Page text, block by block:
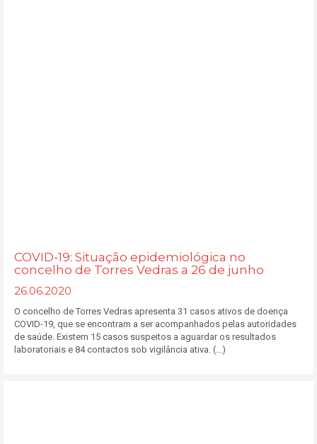
COVID-19: Situação epidemiológica no
concelho de Torres Vedras a 26 de junho
26.06.2020
O concelho de Torres Vedras apresenta 31 casos ativos de doença
COVID-19, que se encontram a ser acompanhados pelas autoridades
de saúde. Existem 15 casos suspeitos a aguardar os resultados
laboratoriais e 84 contactos sob vigilância ativa. (...)